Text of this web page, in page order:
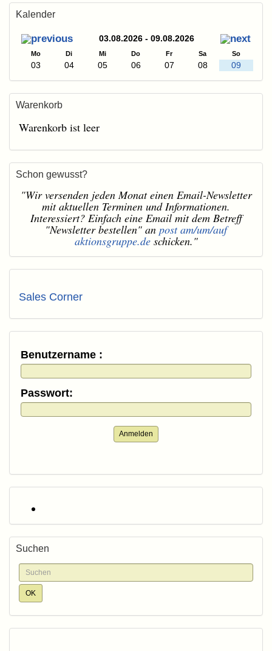
Kalender
03.08.2026 - 09.08.2026
Mo Di Mi Do Fr Sa So
03 04 05 06 07 08 09
Warenkorb
Warenkorb ist leer
Schon gewusst?
"Wir versenden jeden Monat einen Email-Newsletter
mit aktuellen Terminen und Informationen.
Interessiert? Einfach eine Email mit dem Betreff
"Newsletter bestellen" an post am/um/auf
aktionsgruppe.deschicken."
Sales Corner
Benutzername :
Passwort:
Anmelden
Suchen